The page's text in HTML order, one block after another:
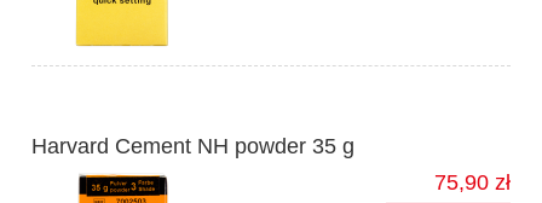
Harvard Cement NH powder 35 g
75,90 zł